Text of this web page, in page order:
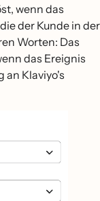
wenn das
der Kunde in der
Worten: Das
das Ereignis
an Klaviyo's